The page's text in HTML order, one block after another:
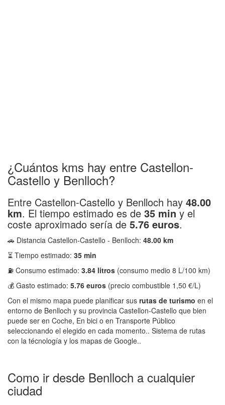
¿Cuántos kms hay entre Castellon-
Castello y Benlloch?
Entre Castellon-Castello y Benlloch hay 48.00
km. El tiempo estimado es de 35 miny el
coste aproximado sería de 5.76 euros.
🚗 Distancia Castellon-Castello - Benlloch: 48.00 km
⏳ Tiempo estimado: 35 min
⛽ Consumo estimado: 3.84 litros (consumo medio 8 L/100 km)
💰 Gasto estimado: 5.76 euros (precio combustible 1,50 €/L)
Con el mismo mapa puede planificar sus rutas de turismo en el
entorno de Benlloch y su provincia Castellon-Castello que bien
puede ser en Coche, En bici o en Transporte Público
seleccionando el elegido en cada momento.. Sistema de rutas
con la técnología y los mapas de Google..
Como ir desde Benlloch a cualquier
ciudad